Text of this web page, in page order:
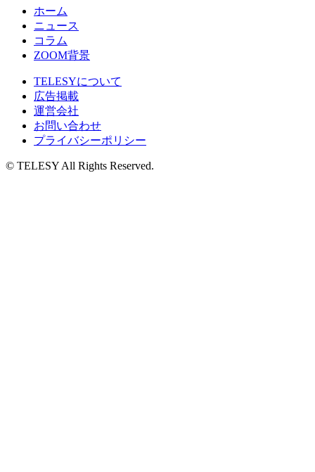
ホーム
ニュース
コラム
ZOOM背景
TELESYについて
広告掲載
運営会社
お問い合わせ
プライバシーポリシー
© TELESY All Rights Reserved.